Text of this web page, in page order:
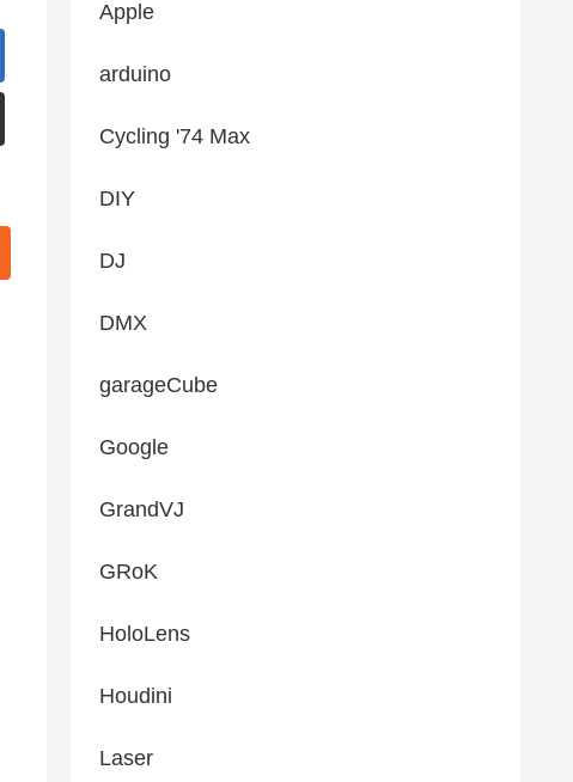
Apple
arduino
Cycling '74 Max
DIY
DJ
DMX
garageCube
Google
GrandVJ
GRoK
HoloLens
Houdini
Laser